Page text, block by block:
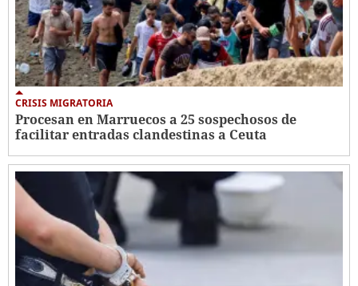
CRISIS MIGRATORIA
Procesan en Marruecos a 25 sospechosos de
facilitar entradas clandestinas a Ceuta